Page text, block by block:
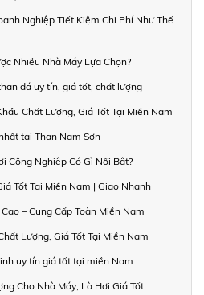
Nghiệp Tiết Kiệm Chi Phí Như Thế
Nhiều Nhà Máy Lựa Chọn?
đá uy tín, giá tốt, chất lượng
Chất Lượng, Giá Tốt Tại Miền Nam
tại Than Nam Sơn
Công Nghiệp Có Gì Nổi Bật?
Tốt Tại Miền Nam | Giao Nhanh
– Cung Cấp Toàn Miền Nam
Lượng, Giá Tốt Tại Miền Nam
uy tín giá tốt tại miền Nam
Cho Nhà Máy, Lò Hơi Giá Tốt